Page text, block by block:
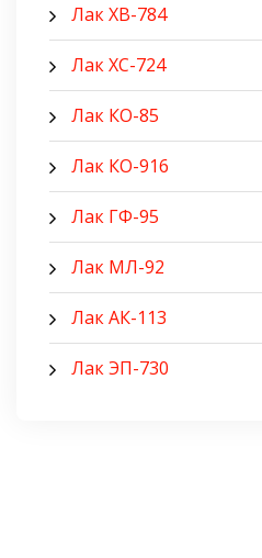
Лак ХВ-784
Лак ХС-724
Лак КО-85
Лак КО-916
Лак ГФ-95
Лак МЛ-92
Лак АК-113
Лак ЭП-730